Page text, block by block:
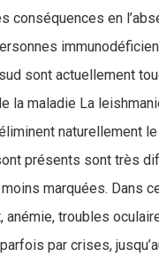
conséquences en
sont actuellement
la maladie La
naturellement
présents sont très
marquées. Dans
troubles
par crises,